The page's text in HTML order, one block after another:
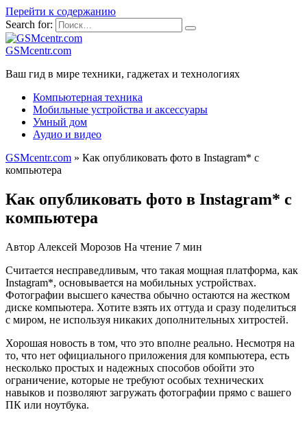
Перейти к содержанию
Search for:
GSMcentr.com
Ваш гид в мире техники, гаджетах и технологиях
Компьютерная техника
Мобильные устройства и аксессуары
Умный дом
Аудио и видео
GSMcentr.com » Как опубликовать фото в Instagram* с
компьютера
Как опубликовать фото в Instagram* с
компьютера
Автор Алексей Морозов На чтение 7 мин
Считается несправедливым, что такая мощная платформа, как
Instagram*, основывается на мобильных устройствах.
Фотографии высшего качества обычно остаются на жестком
диске компьютера. Хотите взять их оттуда и сразу поделиться
с миром, не используя никаких дополнительных хитростей.
Хорошая новость в том, что это вполне реально. Несмотря на
то, что нет официального приложения для компьютера, есть
несколько простых и надежных способов обойти это
ограничение, которые не требуют особых технических
навыков и позволяют загружать фотографии прямо с вашего
ПК или ноутбука.